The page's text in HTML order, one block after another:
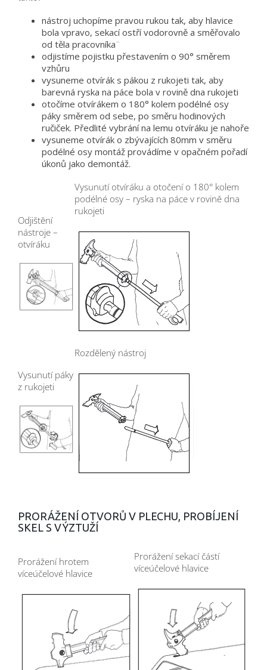
nástroj uchopíme pravou rukou tak, aby hlavice
bola vpravo, sekací ostří vodorovně a směřovalo
od těla pracovníka¨
odjistíme pojistku přestavením o 90° směrem
vzhůru
vysuneme otvírák s pákou z rukojeti tak, aby
barevná ryska na páce bola v rovině dna rukojeti
otočíme otvírákem o 180° kolem podélné osy
páky směrem od sebe, po směru hodinových
ručiček. Předlité vybrání na lemu otvíráku je nahoře
vysuneme otvírák o zbývajících 80mm v směru
podélné osy montáž provádíme v opačném pořadí
úkonů jako demontáž.
Odjištění
nástroje –
otvíráku
Vysunutí otvíráku a otočení o 180° kolem
podélné osy – ryska na páce v rovině dna
rukojeti
Vysunutí páky
z rukojeti
Rozdělený nástroj
PRORÁŽENÍ OTVORŮ V PLECHU, PROBÍJENÍ
SKEL S VÝZTUŽÍ
Prorážení hrotem
víceúčelové hlavice
Prorážení sekací částí
víceúčelové hlavice